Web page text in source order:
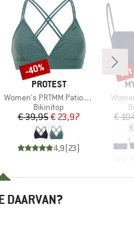
MERK
PROTEST
Artikel
Women's PRTMM Patio Triangle
Productgroep
Bikinitop
Prijs
€ 39,95Verlaagde prijs
€ 23,97
4,9(23)
Korting
-40%
Artikel
€
DAARVAN?